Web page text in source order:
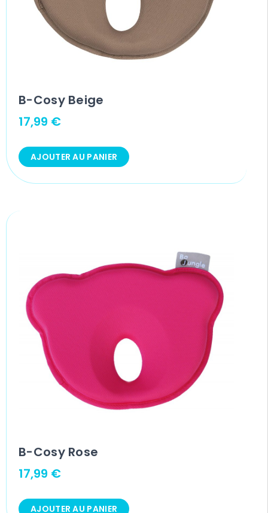
B-Cosy Beige
17,99 €
AJOUTER AU PANIER
B-Cosy Rose
17,99 €
AJOUTER AU PANIER